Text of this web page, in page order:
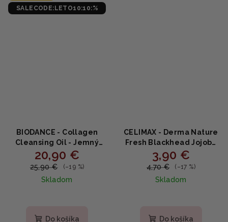
SALECODE:LETO10:10:%
BIODANCE - Collagen
Cleansing Oil - Jemný
odličovací olej s
kolagénom a peptidmi
20,90 €
25,90 € (–19 %)
Skladom
produktu
Do košíka
CELIMAX - Derma Nature
Fresh Blackhead Jojoba
Cleansing Oil MINI -
Čistiaci odličovací olej na
pleť 20ml
3,90 €
4,70 € (–17 %)
Skladom
produktu
Do košíka